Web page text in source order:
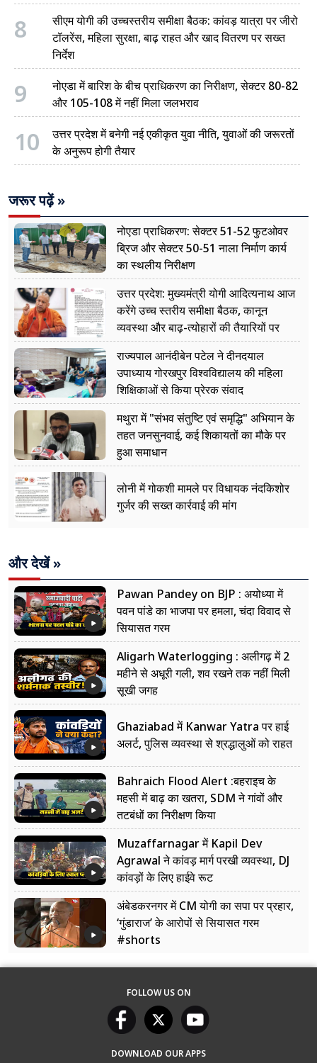
8
सीएम योगी की उच्चस्तरीय समीक्षा बैठक: कांवड़ यात्रा पर जीरो
टॉलरेंस, महिला सुरक्षा, बाढ़ राहत और खाद वितरण पर सख्त
निर्देश
9
नोएडा में बारिश के बीच प्राधिकरण का निरीक्षण, सेक्टर 80-82
और 105-108 में नहीं मिला जलभराव
10
उत्तर प्रदेश में बनेगी नई एकीकृत युवा नीति, युवाओं की जरूरतों
के अनुरूप होगी तैयार
जरूर पढ़ें »
नोएडा प्राधिकरण: सेक्टर 51-52 फुटओवर
ब्रिज और सेक्टर 50-51 नाला निर्माण कार्य
का स्थलीय निरीक्षण
उत्तर प्रदेश: मुख्यमंत्री योगी आदित्यनाथ आज
करेंगे उच्च स्तरीय समीक्षा बैठक, कानून
व्यवस्था और बाढ़-त्योहारों की तैयारियों पर
नजर
राज्यपाल आनंदीबेन पटेल ने दीनदयाल
उपाध्याय गोरखपुर विश्वविद्यालय की महिला
शिक्षिकाओं से किया प्रेरक संवाद
मथुरा में "संभव संतुष्टि एवं समृद्धि" अभियान के
तहत जनसुनवाई, कई शिकायतों का मौके पर
हुआ समाधान
लोनी में गोकशी मामले पर विधायक नंदकिशोर
गुर्जर की सख्त कार्रवाई की मांग
और देखें »
Pawan Pandey on BJP : अयोध्या में
पवन पांडे का भाजपा पर हमला, चंदा विवाद से
सियासत गरम
Aligarh Waterlogging : अलीगढ़ में 2
महीने से अधूरी गली, शव रखने तक नहीं मिली
सूखी जगह
Ghaziabad में Kanwar Yatra पर हाई
अलर्ट, पुलिस व्यवस्था से श्रद्धालुओं को राहत
Bahraich Flood Alert :बहराइच के
महसी में बाढ़ का खतरा, SDM ने गांवों और
तटबंधों का निरीक्षण किया
Muzaffarnagar में Kapil Dev
Agrawal ने कांवड़ मार्ग परखी व्यवस्था, DJ
कांवड़ों के लिए हाईवे रूट
अंबेडकरनगर में CM योगी का सपा पर प्रहार,
‘गुंडाराज’ के आरोपों से सियासत गरम
#shorts
FOLLOW US ON
DOWNLOAD OUR APPS